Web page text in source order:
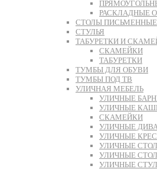
РАСКЛАДНЫЕ
СТОЛЫ ПИСЬМЕННЫЕ
СТУЛЬЯ
ТАБУРЕТКИ И
СКАМЕЙКИ
ТАБУРЕТКИ
ТУМБЫ ДЛЯ ОБУВИ
ТУМБЫ ПОД ТВ
УЛИЧНАЯ МЕБЕЛЬ
УЛИЧНЫЕ
УЛИЧНЫЕ
СКАМЕЙКИ
УЛИЧНЫЕ
УЛИЧНЫЕ
УЛИЧНЫЕ
УЛИЧНЫЕ
УЛИЧНЫЕ